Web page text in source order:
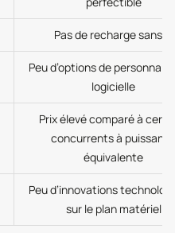
Pas de recharge sans fil
Peu d’options de
logicielle
Prix élevé comparé à
concurrents à
équivalente
Peu d’innovations
sur le plan matériel